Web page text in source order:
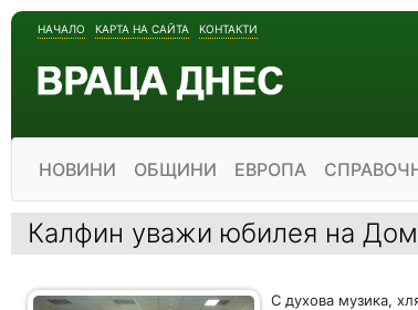
НАЧАЛО КАРТА НА САЙТА КОНТАКТИ
НОВИНИ ОБЩИНИ ЕВРОПА
Калфин уважи юбилея на
С духова музика,